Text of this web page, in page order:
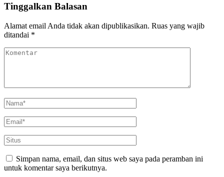
Tinggalkan Balasan
Alamat email Anda tidak akan dipublikasikan. Ruas yang wajib
ditandai *
Simpan nama, email, dan situs web saya pada peramban ini
untuk komentar saya berikutnya.